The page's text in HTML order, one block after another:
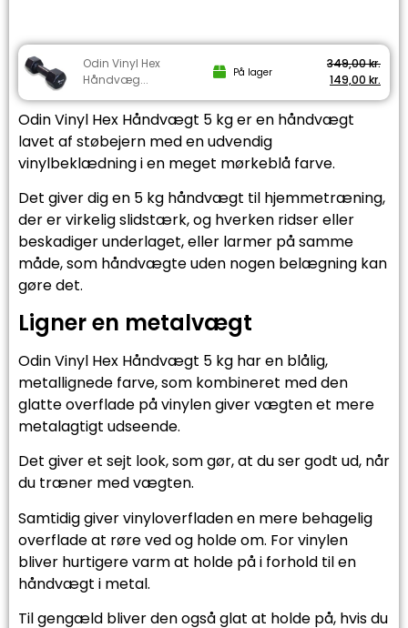
Odin Vinyl Hex
Håndvæg...
På lager
349,00kr.
149,00 kr.
Odin Vinyl Hex Håndvægt 5 kg er en håndvægt
lavet af støbejern med en udvendig
vinylbeklædning i en meget mørkeblå farve.
Det giver dig en 5 kg håndvægt til hjemmetræning,
der er virkelig slidstærk, og hverken ridser eller
beskadiger underlaget, eller larmer på samme
måde, som håndvægte uden nogen belægning kan
gøre det.
Ligner en metalvægt
Odin Vinyl Hex Håndvægt 5 kg har en blålig,
metallignede farve, som kombineret med den
glatte overflade på vinylen giver vægten et mere
metalagtigt udseende.
Det giver et sejt look, som gør, at du ser godt ud, når
du træner med vægten.
Samtidig giver vinyloverfladen en mere behagelig
overflade at røre ved og holde om. For vinylen
bliver hurtigere varm at holde på i forhold til en
håndvægt i metal.
Til gengæld bliver den også glat at holde på, hvis du